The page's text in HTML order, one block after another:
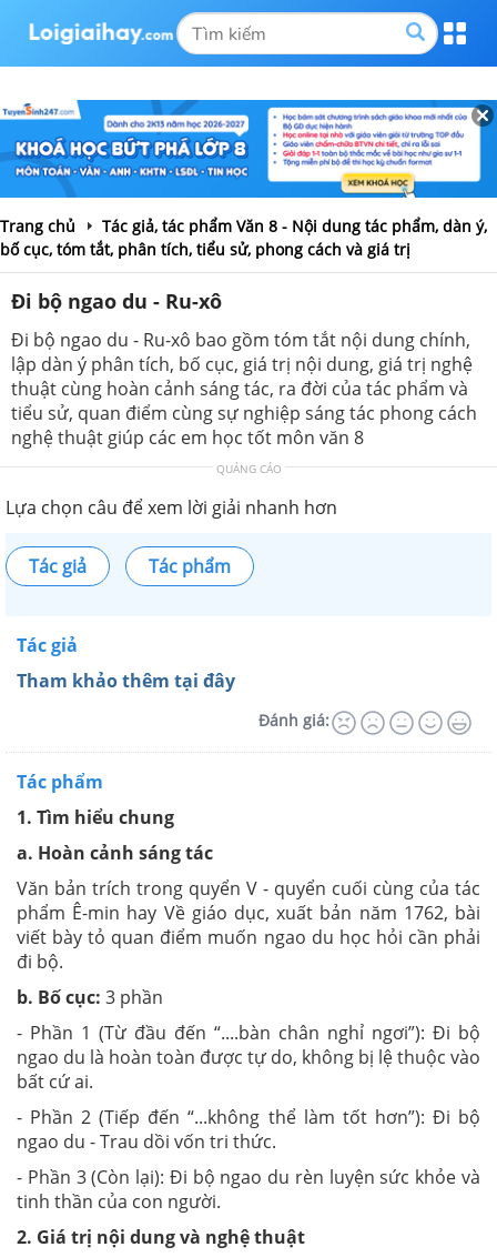
Trang chủ
Tác giả, tác phẩm Văn 8 - Nội dung tác phẩm, dàn ý,
bố cục, tóm tắt, phân tích, tiểu sử, phong cách và giá trị
Đi bộ ngao du - Ru-xô
Đi bộ ngao du - Ru-xô bao gồm tóm tắt nội dung chính,
lập dàn ý phân tích, bố cục, giá trị nội dung, giá trị nghệ
thuật cùng hoàn cảnh sáng tác, ra đời của tác phẩm và
tiểu sử, quan điểm cùng sự nghiệp sáng tác phong cách
nghệ thuật giúp các em học tốt môn văn 8
QUẢNG CÁO
Lựa chọn câu để xem lời giải nhanh hơn
Tác giả Tác phẩm
Tác giả
Tham khảo thêm tại đây
Đánh giá:
Tác phẩm
1. Tìm hiểu chung
a. Hoàn cảnh sáng tác
Văn bản trích trong quyển V - quyển cuối cùng của tác
phẩm Ê-min hay Về giáo dục, xuất bản năm 1762, bài
viết bày tỏ quan điểm muốn ngao du học hỏi cần phải
đi bộ.
b. Bố cục: 3 phần
- Phần 1 (Từ đầu đến “....bàn chân nghỉ ngơi”): Đi bộ
ngao du là hoàn toàn được tự do, không bị lệ thuộc vào
bất cứ ai.
- Phần 2 (Tiếp đến “...không thể làm tốt hơn”): Đi bộ
ngao du - Trau dồi vốn tri thức.
- Phần 3 (Còn lại): Đi bộ ngao du rèn luyện sức khỏe và
tinh thần của con người.
2. Giá trị nội dung và nghệ thuật